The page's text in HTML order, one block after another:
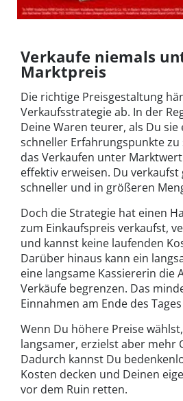
Verkaufe niemals
Marktpreis
Die richtige Preisgestaltung
Verkaufsstrategie ab. In der
Deine Waren teurer, als Du
schneller Erfahrungspunkte zu
das Verkaufen unter
effektiv erweisen. Du
schneller und in größeren
Doch die Strategie hat einen
zum Einkaufspreis verkaufst,
und kannst keine laufenden
Darüber hinaus kann ein
eine langsame Kassiererin die
Verkäufe begrenzen. Das
Einnahmen am Ende des
Wenn Du höhere Preise
langsamer, erzielst aber mehr
Dadurch kannst Du
Kosten decken und Deinen
vor dem Ruin retten.